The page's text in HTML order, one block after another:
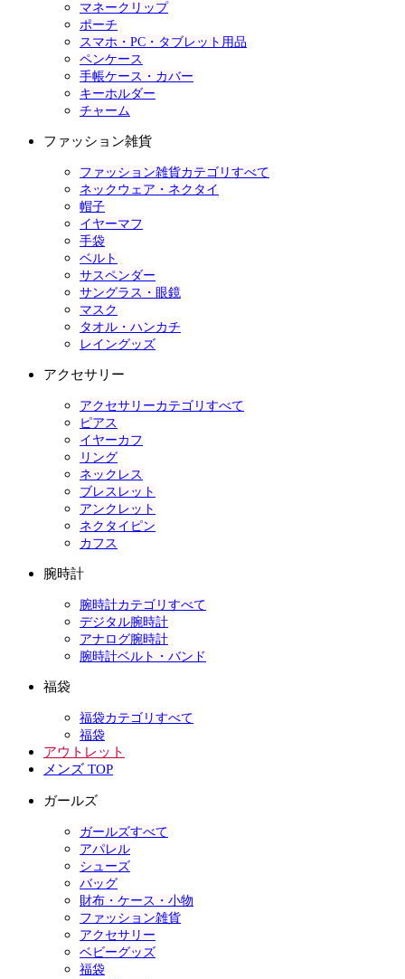
マネークリップ
ポーチ
スマホ・PC・タブレット用品
ペンケース
手帳ケース・カバー
キーホルダー
チャーム
ファッション雑貨
ファッション雑貨カテゴリすべて
ネックウェア・ネクタイ
帽子
イヤーマフ
手袋
ベルト
サスペンダー
サングラス・眼鏡
マスク
タオル・ハンカチ
レイングッズ
アクセサリー
アクセサリーカテゴリすべて
ピアス
イヤーカフ
リング
ネックレス
ブレスレット
アンクレット
ネクタイピン
カフス
腕時計
腕時計カテゴリすべて
デジタル腕時計
アナログ腕時計
腕時計ベルト・バンド
福袋
福袋カテゴリすべて
福袋
アウトレット
メンズ TOP
ガールズ
ガールズすべて
アパレル
シューズ
バッグ
財布・ケース・小物
ファッション雑貨
アクセサリー
ベビーグッズ
福袋